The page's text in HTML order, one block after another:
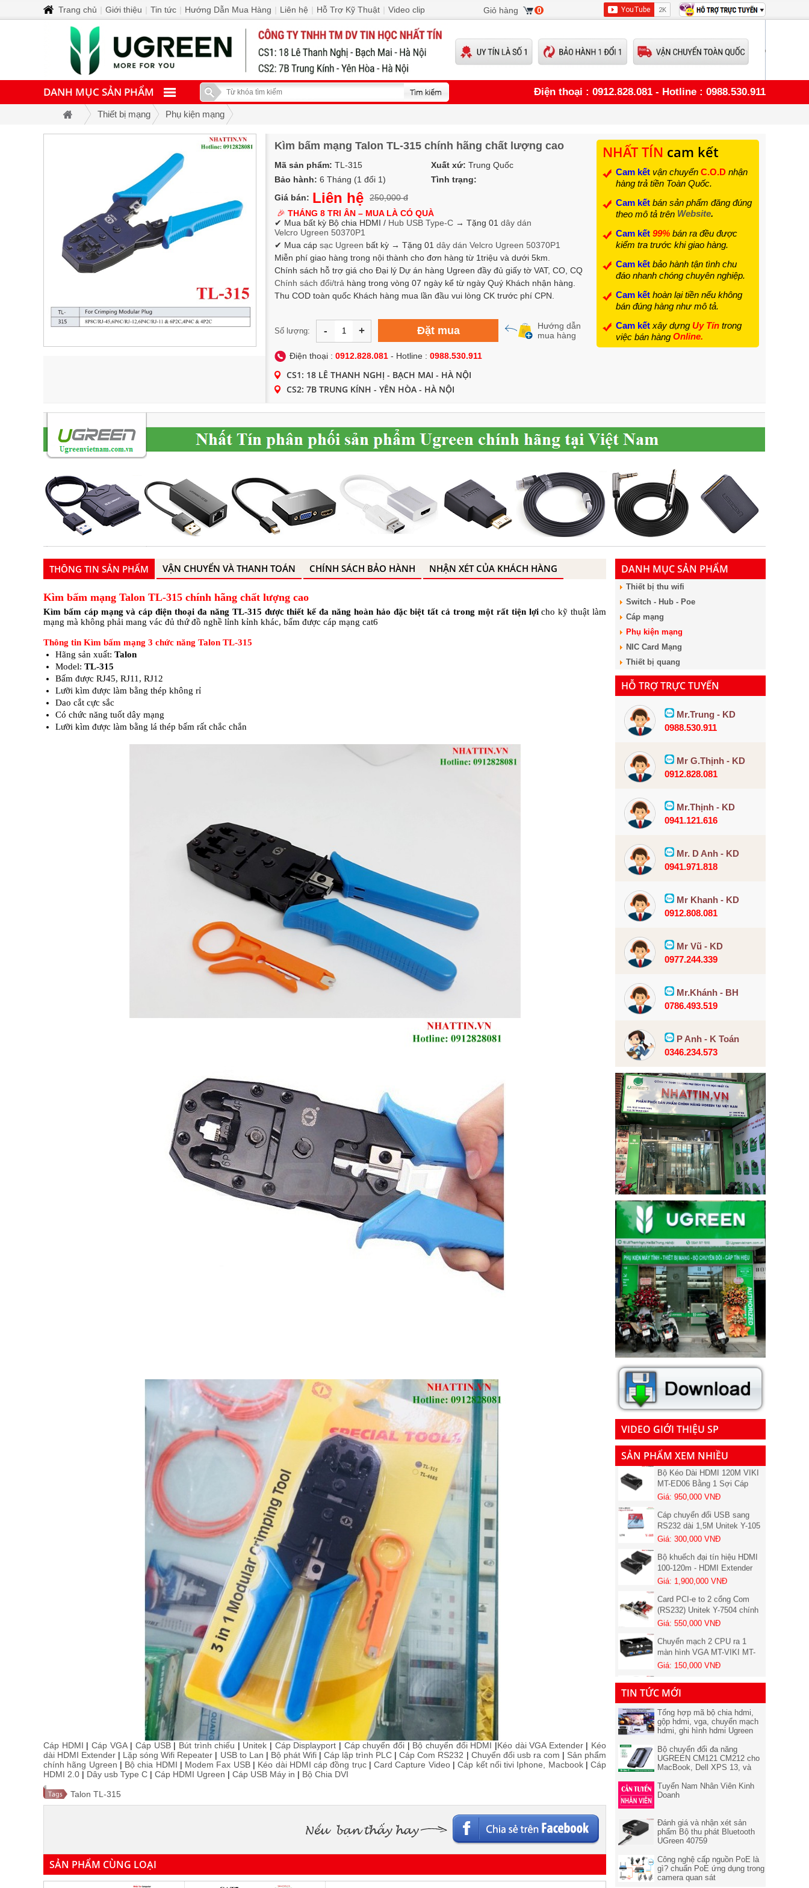
DANH MỤC SẢN PHẨM Điện thoại : 0912.828.081 - Hotline : 0988.530.911
Thiết bị mạng Phụ kiện mạng
Kìm bấm mạng Talon TL-315 chính hãng chất lượng cao
Mã sản phẩm: TL-315 Xuất xứ: Trung Quốc
Bảo hành: 6 Tháng (1 đổi 1)
Tình trạng:
Giá bán: Liên hệ
250,000 đ
🎉 THÁNG 8 TRI ÂN – MUA LÀ CÓ QUÀ
✔ Mua bất kỳ Bộ chia HDMI / Hub USB Type-C → Tặng 01 dây dán
Velcro Ugreen 50370P1
✔ Mua cáp sạc Ugreen bất kỳ → Tặng 01 dây dán Velcro Ugreen 50370P1
Miễn phí giao hàng trong nội thành cho đơn hàng từ 1triệu và dưới 5km.
Chính sách hỗ trợ giá cho Đại lý Dự án hàng Ugreen đầy đủ giấy tờ VAT, CO, CQ
Chính sách đổi/trả hàng trong vòng 07 ngày kể từ ngày Quý Khách nhận hàng.
Thu COD toàn quốc Khách hàng mua lần đầu vui lòng CK trước phí CPN.
Số lượng: - + Đặt mua
Hướng dẫn
mua hàng
Điện thoại : 0912.828.081 - Hotline : 0988.530.911
CS1: 18 LÊ THANH NGHỊ - BẠCH MAI - HÀ NỘI
CS2: 7B TRUNG KÍNH - YÊN HÒA - HÀ NỘI
NHẤT TÍN cam kết
Cam kết vận chuyển C.O.D nhận
hàng trả tiền Toàn Quốc.
Cam kết bán sản phẩm đăng đúng
theo mô tả trên Website.
Cam kết 99% bán ra đều được
kiểm tra trước khi giao hàng.
Cam kết bảo hành tận tình chu
đáo nhanh chóng chuyên nghiệp.
Cam kết hoàn lại tiền nếu không
bán đúng hàng như mô tả.
Cam kết xây dựng Uy Tín trong
việc bán hàng Online.
THÔNG TIN SẢN PHẨM VẬN CHUYỂN VÀ THANH TOÁN CHÍNH SÁCH BẢO HÀNH NHẬN XÉT CỦA KHÁCH HÀNG
Kìm bấm mạng Talon TL-315 chính hãng chất lượng cao
Kìm bấm cáp mạng và cáp điện thoại đa năng TL-315 được thiết kế đa năng hoàn hảo đặc biệt tất cả trong một rất tiện lợicho kỹ thuật làm
mạng mà không phải mang vác đủ thứ đồ nghề lỉnh kỉnh khác, bấm được cáp mạng cat6
Thông tin Kìm bấm mạng 3 chức năng Talon TL-315
Hãng sản xuất: Talon
Model: TL-315
Bấm được RJ45, RJ11, RJ12
Lưỡi kìm được làm bằng thép không rỉ
Dao cắt cực sắc
Có chức năng tuốt dây mạng
Lưỡi kìm được làm bằng lá thép bấm rất chắc chắn
Cáp HDMI | Cáp VGA| Cáp USB| Bút trình chiếu | Unitek | Cáp Displayport | Cáp chuyển đổi | Bộ chuyển đổi HDMI |Kéo dài VGA Extender| Kéo
dài HDMI Extender | Lặp sóng Wifi Repeater | USB to Lan | Bộ phát Wifi|Cáp lập trình PLC |Cáp Com RS232 | Chuyển đổi usb ra com | Sản phẩm
chính hãng Ugreen | Bộ chia HDMI | Modem Fax USB| Kéo dài HDMI cáp đồng trục|Card Capture Video|Cáp kết nối tivi Iphone, Macbook|Cáp
HDMI 2.0 | Dây usb Type C | Cáp HDMI Ugreen | Cáp USB Máy in | Bộ Chia DVI
Talon TL-315
SẢN PHẨM CÙNG LOẠI
DANH MỤC SẢN PHẨM
Thiết bị thu wifi
Switch - Hub - Poe
Cáp mạng
Phụ kiện mạng
NIC Card Mạng
Thiết bị quang
HỖ TRỢ TRỰC TUYẾN
Mr.Trung - KD
0988.530.911
Mr G.Thịnh - KD
0912.828.081
Mr.Thịnh - KD
0941.121.616
Mr. D Anh - KD
0941.971.818
Mr Khanh - KD
0912.808.081
Mr Vũ - KD
0977.244.339
Mr.Khánh - BH
0786.493.519
P Anh - K Toán
0346.234.573
VIDEO GIỚI THIỆU SP
SẢN PHẨM XEM NHIỀU
Bộ Kéo Dài HDMI 120M VIKI
MT-ED06 Bằng 1 Sợi Cáp
LAN Cat5, Cat6 chính hãng (
01 chiếc nhận )
Giá: 950,000 VNĐ
Cáp chuyển đổi USB sang
RS232 dài 1,5M Unitek Y-105
Chính hãng
Giá: 300,000 VNĐ
Bộ khuếch đại tín hiệu HDMI
100-120m - HDMI Extender
VIKI MT-ED06 (Bộ đủ 2
Giá: 1,900,000 VNĐ
Card PCI-e to 2 cổng Com
(RS232) Unitek Y-7504 chính
hãng
Giá: 550,000 VNĐ
Chuyển mạch 2 CPU ra 1
màn hình VGA MT-VIKI MT-
15-2CF Chính hãng
Giá: 150,000 VNĐ
Cáp HDMI 15m hỗ trợ 3D, 4K
hãng
Giá: 660,000 VNĐ
Switch TP-LINK 8 port - Bộ
chia Mạng Lan 8 cổng TL-
SF1008D
Giá: 250,000 VNĐ
Cáp HDMI 1.4 dài 20M hỗ trợ
4K@30Hz 3D/HDR/ARC
Ugreen 10112 cao cấp (Có IC)
Cáp chữ Y Micro USB OTG
thoại)
Giá: 30,000 VNĐ
Thiết Bị Nối Cáp Màn Hình
Giá: 70,000 VNĐ
Cáp HDMI 1.4 dài 15M hỗ trợ
TIN TỨC MỚI
Tổng hợp mã bộ chia hdmi,
gộp hdmi, vga, chuyển mạch
hdmi, ghi hình hdmi Ugreen
Bộ chuyển đổi đa năng
UGREEN CM121 CM212 cho
MacBook, Dell XPS 13, và
trợ USB type C
Tuyển Nam Nhân Viên Kinh
Doanh
Đánh giá và nhận xét sản
phẩm Bộ thu phát Bluetooth
UGreen 40759
Công nghệ cấp nguồn PoE là
gì? chuẩn PoE ứng dụng trong
camera quan sát
0
Giỏ hàng
Trang chủ Giới thiệu Tin tức Hướng Dẫn Mua Hàng Liên hệ Hỗ Trợ Kỹ Thuật Video clip